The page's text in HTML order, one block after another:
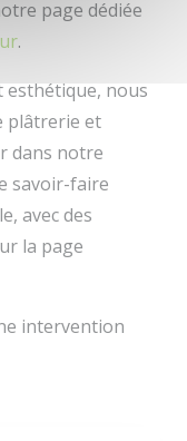
page dédiée
.
nous
plâtrerie et
dans notre
savoir-faire
avec des
la page
intervention